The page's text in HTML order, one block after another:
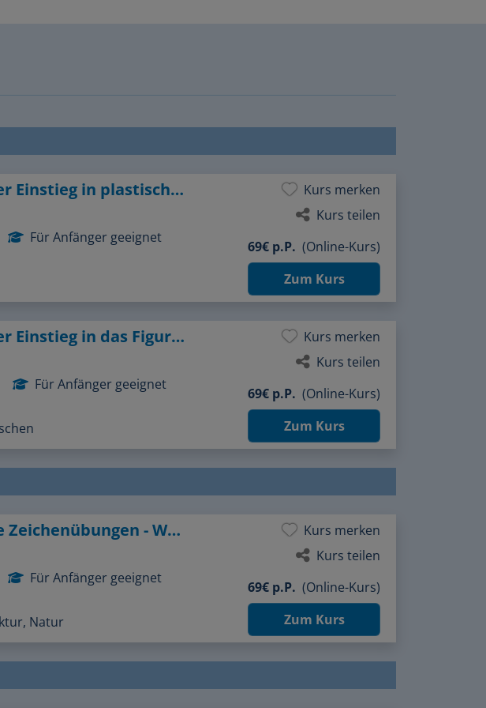
After Work: Spielerischer Einstieg in plastisches Zeichnen
Für Anfänger geeignet
Kurs merken
Kurs teilen
69€ p.P. (Online-Kurs)
Zum Kurs
After Work: Spielerischer Einstieg in das Figurenzeichnen
Für Anfänger geeignet
Kurs merken
Kurs teilen
69€ p.P. (Online-Kurs)
Zum Kurs
After Work: Spielerische Zeichenübungen - Wunderkammer und Kuriositätenkabinett
Für Anfänger geeignet
Natur
Kurs merken
Kurs teilen
69€ p.P. (Online-Kurs)
Zum Kurs